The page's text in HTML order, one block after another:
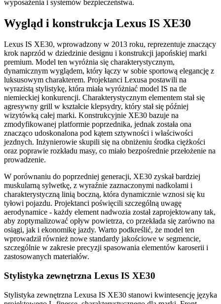
wyposażenia i systemów bezpieczeństwa.
Wygląd i konstrukcja Lexus IS XE30
Lexus IS XE30, wprowadzony w 2013 roku, reprezentuje znaczący
krok naprzód w dziedzinie designu i konstrukcji japońskiej marki
premium. Model ten wyróżnia się charakterystycznym,
dynamicznym wyglądem, który łączy w sobie sportową elegancję z
luksusowym charakterem. Projektanci Lexusa postawili na
wyrazistą stylistykę, która miała wyróżniać model IS na tle
niemieckiej konkurencji. Charakterystycznym elementem stał się
agresywny grill w kształcie klepsydry, który stał się później
wizytówką całej marki. Konstrukcyjnie XE30 bazuje na
zmodyfikowanej platformie poprzednika, jednak została ona
znacząco udoskonalona pod kątem sztywności i właściwości
jezdnych. Inżynierowie skupili się na obniżeniu środka ciężkości
oraz poprawie rozkładu masy, co miało bezpośrednie przełożenie na
prowadzenie.
W porównaniu do poprzedniej generacji, XE30 zyskał bardziej
muskularną sylwetkę, z wyraźnie zaznaczonymi nadkolami i
charakterystyczną linią boczną, która dynamicznie wznosi się ku
tyłowi pojazdu. Projektanci poświęcili szczególną uwagę
aerodynamice - każdy element nadwozia został zaprojektowany tak,
aby zoptymalizować opływ powietrza, co przekłada się zarówno na
osiągi, jak i ekonomikę jazdy. Warto podkreślić, że model ten
wprowadził również nowe standardy jakościowe w segmencie,
szczególnie w zakresie precyzji spasowania elementów karoserii i
zastosowanych materiałów.
Stylistyka zewnętrzna Lexus IS XE30
Stylistyka zewnętrzna Lexusa IS XE30 stanowi kwintesencję języka